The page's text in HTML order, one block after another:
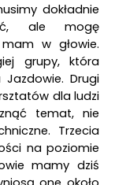
dokładnie
ale mogę
w głowie.
grupy, która
Drugi
dla ludzi
temat, nie
Trzecia
na poziomie
mamy dziś